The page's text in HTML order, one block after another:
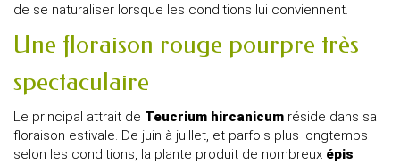
de se naturaliser lorsque les conditions lui conviennent.
Une floraison rouge pourpre très
spectaculaire
Le principal attrait de Teucrium hircanicum réside dans sa
floraison estivale. De juin à juillet, et parfois plus longtemps
selon les conditions, la plante produit de nombreux épis